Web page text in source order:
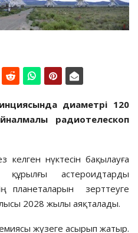
диаметрі 120
радиотелескоп
келген нүктесін бақылауға
құрылғы астероидтарды
планеталарын зерттеу­ге
2028 жылы аяқталады.
жүзеге асырып жатыр.